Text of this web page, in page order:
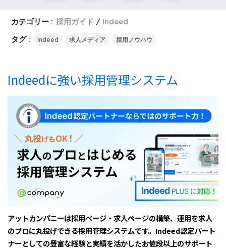
カテゴリー : 採用ガイド
Indeed
タグ :
Indeed 求人メディア 採用ノウハウ
Indeedに強い採用管理システム
アットカンパニーは採用ページ・求人ページの構築、運用を求人
のプロに丸投げできる採用管理システムです。Indeed認定パート
ナーとしての豊富な経験と実績を活かしたお値段以上のサポート